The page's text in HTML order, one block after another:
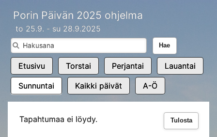
Porin Päivän 2025 ohjelma
to 25.9. - su 28.9.2025
Hae
Etusivu Torstai Perjantai Lauantai
Sunnuntai Kaikki päivät A-Ö
Tulosta
Tapahtumaa ei löydy.